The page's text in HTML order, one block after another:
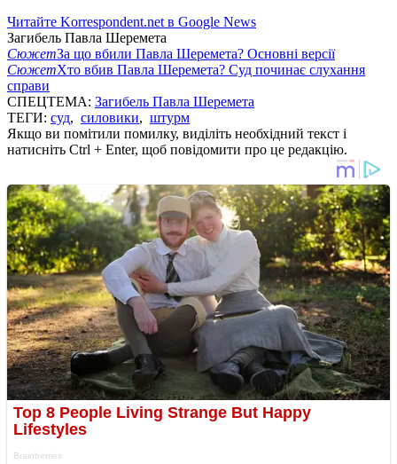
Читайте Korrespondent.net в Google News
Загибель Павла Шеремета
СюжетЗа що вбили Павла Шеремета? Основні версії
СюжетХто вбив Павла Шеремета? Суд починає слухання
справи
СПЕЦТЕМА: Загибель Павла Шеремета
ТЕГИ: суд, силовики, штурм
Якщо ви помітили помилку, виділіть необхідний текст і
натисніть Ctrl + Enter, щоб повідомити про це редакцію.